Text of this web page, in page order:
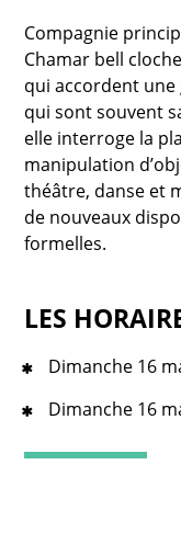
Compagnie
Chamar bell
qui accordent une
qui sont souvent
elle interroge la
manipulation
théâtre, danse et
de nouveaux
formelles.
LES
Dimanche 16
Dimanche 16